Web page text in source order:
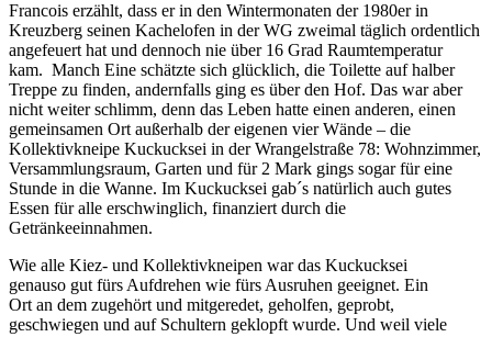
Francois erzählt, dass er in den Wintermonaten der 1980er in
Kreuzberg seinen Kachelofen in der WG zweimal täglich ordentlich
angefeuert hat und dennoch nie über 16 Grad Raumtemperatur
kam. Manch Eine schätzte sich glücklich, die Toilette auf halber
Treppe zu finden, andernfalls ging es über den Hof. Das war aber
nicht weiter schlimm, denn das Leben hatte einen anderen, einen
gemeinsamen Ort außerhalb der eigenen vier Wände – die
Kollektivkneipe Kuckucksei in der Wrangelstraße 78: Wohnzimmer,
Versammlungsraum, Garten und für 2 Mark gings sogar für eine
Stunde in die Wanne. Im Kuckucksei gab´s natürlich auch gutes
Essen für alle erschwinglich, finanziert durch die
Getränkeeinnahmen.
Wie alle Kiez- und Kollektivkneipen war das Kuckucksei
genauso gut fürs Aufdrehen wie fürs Ausruhen geeignet. Ein
Ort an dem zugehört und mitgeredet, geholfen, geprobt,
geschwiegen und auf Schultern geklopft wurde. Und weil viele